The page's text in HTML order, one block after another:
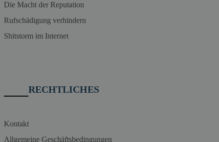
Die Macht der Reputation
Rufschädigung verhindern
Shitstorm im Internet
RECHTLICHES
Kontakt
Allgemeine Geschäftsbedingungen